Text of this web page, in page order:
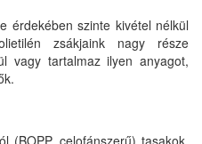
érdekében szinte kivétel nélkül
zsákjaink nagy része
vagy tartalmaz ilyen anyagot,
(BOPP, celofánszerű) tasakok,